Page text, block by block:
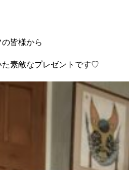
皆様から
た素敵なプレゼントです♡